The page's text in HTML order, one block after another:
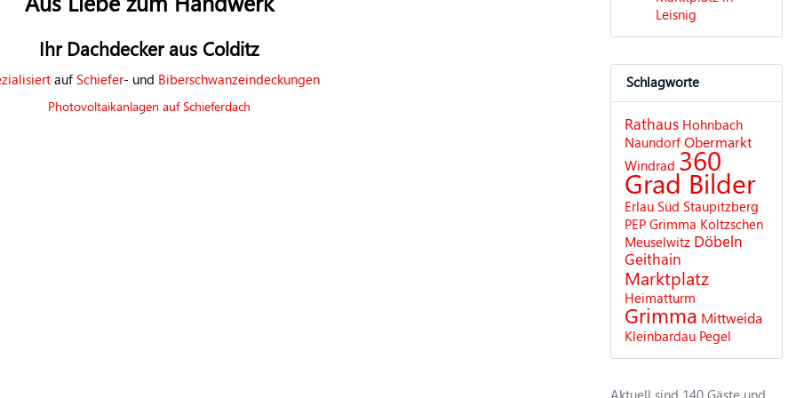
Ihr Dachdecker aus Colditz
auf Schiefer- und Biberschwanzeindeckungen
Photovoltaikanlagen auf Schieferdach
Leisnig
Schlagworte
Rathaus Hohnbach
Naundorf Obermarkt
Windrad 360
Grad Bilder
Erlau Süd Staupitzberg
PEP Grimma Koltzschen
Meuselwitz Döbeln
Geithain
Marktplatz
Heimatturm
Grimma Mittweida
Kleinbardau Pegel